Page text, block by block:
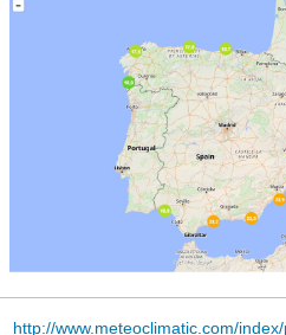
http://www.meteoclimatic.com/